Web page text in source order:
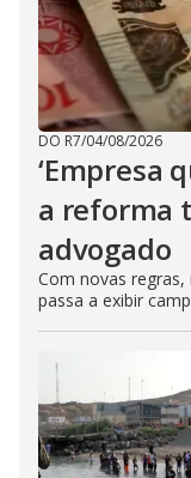
DO R7/04/08/2026
‘Empresa
a reforma
advogado
Com novas
passa a exibir